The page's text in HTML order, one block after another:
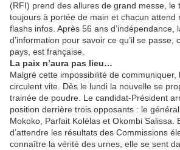
(RFI) prend des allures de grand messe, le
toujours à portée de main et chacun attend
flashs infos. Après 56 ans d’indépendance,
d’information pour savoir ce qu’il se passe,
pays, est française.
La paix n’aura pas lieu…
Malgré cette impossibilité de communiquer,
circulent vite. Dès le lundi la nouvelle se
trainée de poudre. Le candidat-Président
position derrière trois opposants : le
Mokoko, Parfait Kolélas et Okombi Salissa.
d’attendre les résultats des Commissions
connaître la vérité des urnes, elle se sent